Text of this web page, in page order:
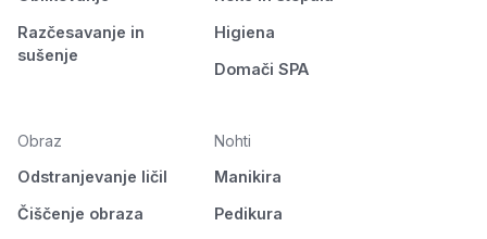
Razčesavanje in
sušenje
Higiena
Domači SPA
Obraz
Odstranjevanje ličil
Čiščenje obraza
Nohti
Manikira
Pedikura